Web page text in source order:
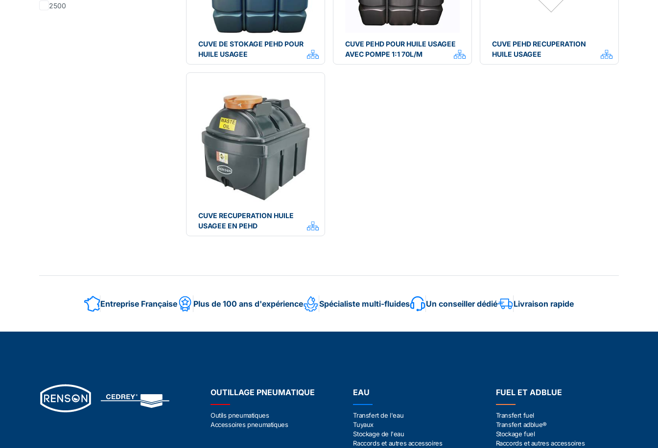
2500
CUVE DE STOKAGE PEHD POUR
HUILE USAGEE
CUVE PEHD POUR HUILE USAGEE
AVEC POMPE 1:1 70L/M
CUVE PEHD RECUPERATION
HUILE USAGEE
CUVE RECUPERATION HUILE
USAGEE EN PEHD
Entreprise Française Plus de 100 ans d'expérience Spécialiste multi-fluides Un conseiller dédié Livraison rapide
OUTILLAGE PNEUMATIQUE
Outils pneumatiques
Accessoires pneumatiques
EAU
Transfert de l'eau
Tuyaux
Stockage de l'eau
Raccords et autres accessoires
FUEL ET ADBLUE
Transfert fuel
Transfert adblue®
Stockage fuel
Raccords et autres accessoires